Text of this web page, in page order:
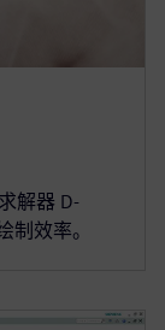
解器 D-
制效率。